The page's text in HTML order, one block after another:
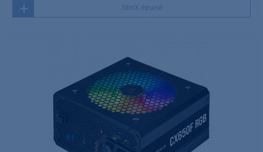
Stock épuisé